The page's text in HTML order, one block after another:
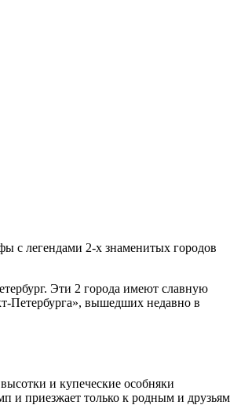
с легендами 2-х знаменитых городов
Эти 2 города имеют славную
Петербурга», вышедших недавно в
и купеческие особняки
и приезжает только к родным и друзьям